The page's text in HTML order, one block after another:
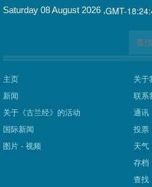
GMT-
Saturday 08 August 2026 ,
主页
新闻
关于《古兰经》的活动
国际新闻
图片 - 视频
关于
联系
通讯
投票
天气
存档
查找